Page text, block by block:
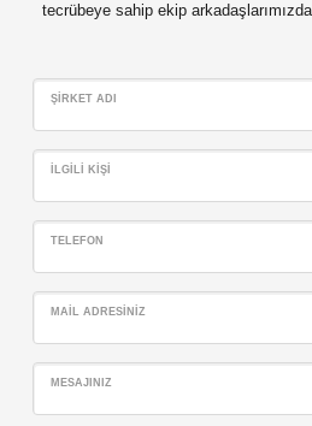
tecrübeye sahip ekip
ŞIRKET ADI
İLGILI KIŞI
TELEFON
MAIL ADRESINIZ
MESAJINIZ